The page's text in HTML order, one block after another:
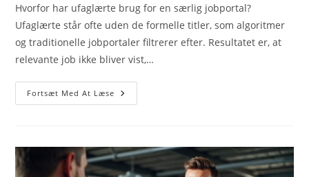
Hvorfor har ufaglærte brug for en særlig jobportal?
Ufaglærte står ofte uden de formelle titler, som algoritmer
og traditionelle jobportaler filtrerer efter. Resultatet er, at
relevante job ikke bliver vist,…
Fortsæt Med At Læse Sådan
Bygges
Matcher
Ufaglærte
Effektivt